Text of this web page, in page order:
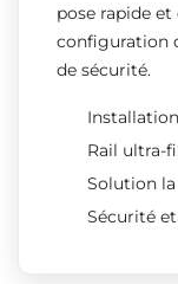
pose rapide
configuration
de sécurité.
Rail ultra-
Solution
Sécurité